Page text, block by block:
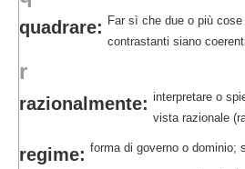
quadrare: Far sì che due o più cose
contrastanti siano
r
razionalmente: interpretare o
vista razionale
regime: forma di governo o dominio;